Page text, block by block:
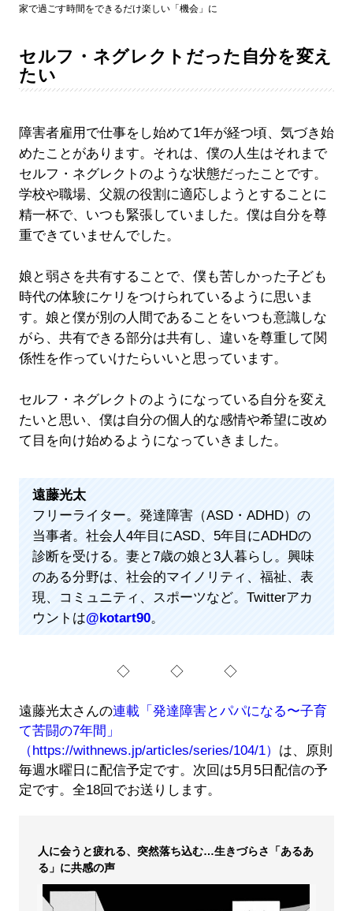
家で過ごす時間をできるだけ楽しい「機会」に
セルフ・ネグレクトだった自分を変え
たい
障害者雇用で仕事をし始めて1年が経つ頃、気づき始
めたことがあります。それは、僕の人生はそれまで
セルフ・ネグレクトのような状態だったことです。
学校や職場、父親の役割に適応しようとすることに
精一杯で、いつも緊張していました。僕は自分を尊
重できていませんでした。
娘と弱さを共有することで、僕も苦しかった子ども
時代の体験にケリをつけられているように思いま
す。娘と僕が別の人間であることをいつも意識しな
がら、共有できる部分は共有し、違いを尊重して関
係性を作っていけたらいいと思っています。
セルフ・ネグレクトのようになっている自分を変え
たいと思い、僕は自分の個人的な感情や希望に改め
て目を向け始めるようになっていきました。
遠藤光太
フリーライター。発達障害（ASD・ADHD）の
当事者。社会人4年目にASD、5年目にADHDの
診断を受ける。妻と7歳の娘と3人暮らし。興味
のある分野は、社会的マイノリティ、福祉、表
現、コミュニティ、スポーツなど。Twitterアカ
ウントは@kotart90。
◇ ◇ ◇
遠藤光太さんの連載「発達障害とパパになる〜子育
て苦闘の7年間」
（https://withnews.jp/articles/series/104/1） は、原則
毎週水曜日に配信予定です。次回は5月5日配信の予
定です。全18回でお送りします。
人に会うと疲れる、突然落ち込む…生きづらさ「あるあ
る」に共感の声